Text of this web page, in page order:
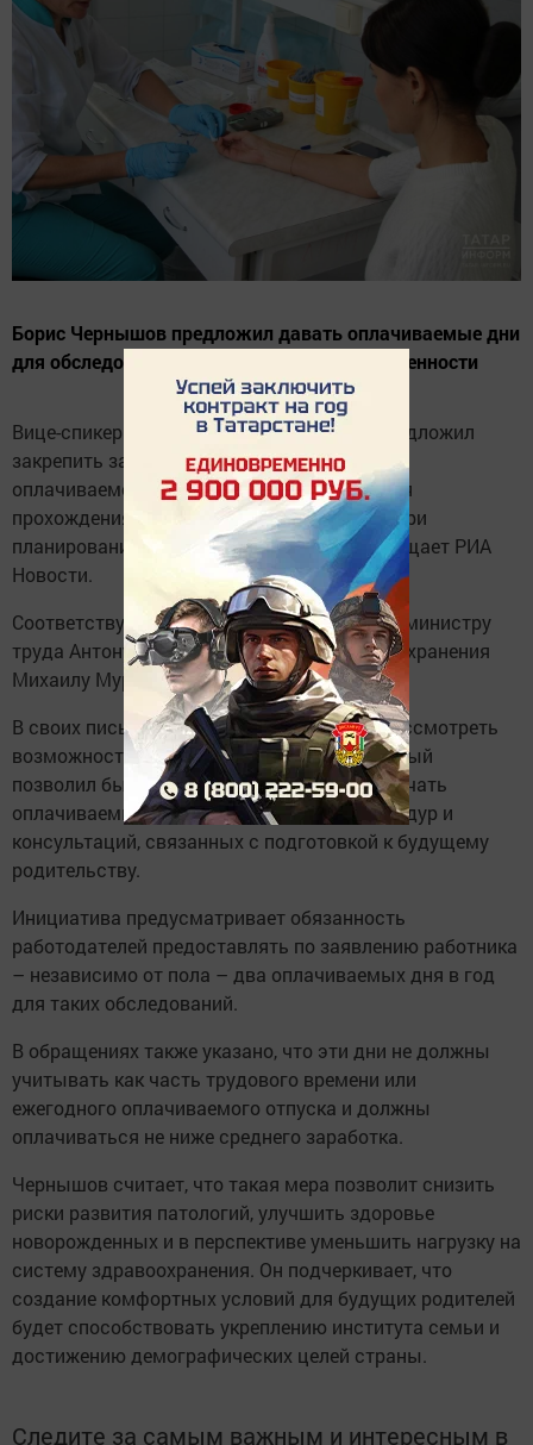
Борис Чернышов предложил давать оплачиваемые дни
для обследований при планировании беременности
Вице-спикер Госдумы Борис Чернышов предложил
закрепить за гражданами России право на
оплачиваемое освобождение от работы для
прохождения медицинских обследований при
планировании беременности. Об этом сообщает РИА
Новости.
Соответствующие обращения он направил министру
труда Антону Котякову и министру здравоохранения
Михаилу Мурашко.
В своих письмах парламентарий просит рассмотреть
возможность разработки механизма, который
позволил бы работающим гражданам получать
оплачиваемые дни для медицинских процедур и
консультаций, связанных с подготовкой к будущему
родительству.
Инициатива предусматривает обязанность
работодателей предоставлять по заявлению работника
– независимо от пола – два оплачиваемых дня в год
для таких обследований.
В обращениях также указано, что эти дни не должны
учитывать как часть трудового времени или
ежегодного оплачиваемого отпуска и должны
оплачиваться не ниже среднего заработка.
Чернышов считает, что такая мера позволит снизить
риски развития патологий, улучшить здоровье
новорожденных и в перспективе уменьшить нагрузку на
систему здравоохранения. Он подчеркивает, что
создание комфортных условий для будущих родителей
будет способствовать укреплению института семьи и
достижению демографических целей страны.
Следите за самым важным и интересным в